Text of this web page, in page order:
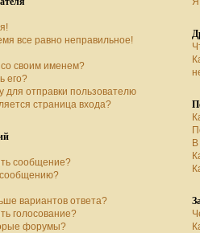
все равно неправильное!
со своим именем?
его?
для отправки пользователю
страница входа?
сообщение?
сообщению?
вариантов ответа?
голосование?
форумы?